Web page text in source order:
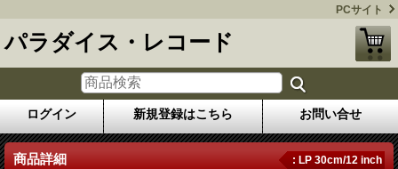
PCサイト
パラダイス・レコード
ログイン 新規登録はこちら お問い合せ
商品詳細 : LP 30cm/12 inch